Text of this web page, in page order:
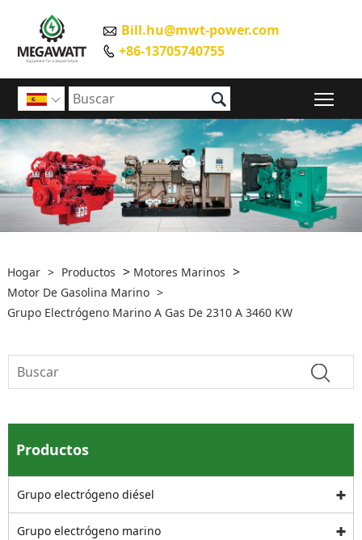
 Bill.hu@mwt-power.com
 +86-13705740755
 
Hogar > Productos > Motores Marinos >
Motor De Gasolina Marino >
Grupo Electrógeno Marino A Gas De 2310 A 3460 KW
Productos
Grupo electrógeno diésel
Grupo electrógeno marino